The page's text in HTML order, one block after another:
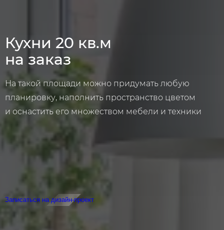
Кухни 20 кв.м
на заказ
На такой площади можно придумать любую
планировку, наполнить пространство цветом
и оснастить его множеством мебели и техники
Записаться на дизайн-проект